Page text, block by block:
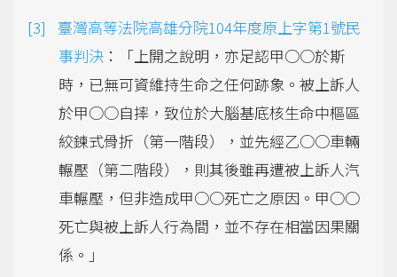
臺灣高等法院高雄分院104年度原上字第1號民
事判決 ：「上開之說明，亦足認甲○○於斯
時，已無可資維持生命之任何跡象。被上訴人
於甲○○自摔，致位於大腦基底核生命中樞區
絞鍊式骨折（第一階段），並先經乙○○車輛
輾壓（第二階段），則其後雖再遭被上訴人汽
車輾壓，但非造成甲○○死亡之原因。甲○○
死亡與被上訴人行為間，並不存在相當因果關
係。」